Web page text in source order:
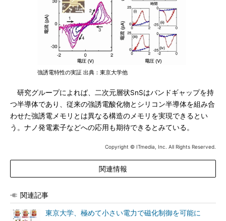
強誘電特性の実証 出典：東京大学他
研究グループによれば、二次元層状SnSはバンドギャップを持
つ半導体であり、従来の強誘電酸化物とシリコン半導体を組み合
わせた強誘電メモリとは異なる構造のメモリを実現できるとい
う。ナノ発電素子などへの応用も期待できるとみている。
Copyright © ITmedia, Inc. All Rights Reserved.
関連情報
関連記事
東京大学、極めて小さい電力で磁化制御を可能に